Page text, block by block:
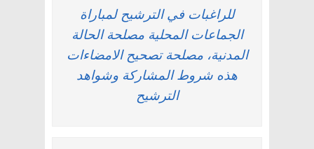
للراغبات في الترشيح لمباراة
الجماعات المحلية مصلحة الحالة
المدنية، مصلحة تصحيح الامضاءات
هذه شروط المشاركة وشواهد
الترشيح